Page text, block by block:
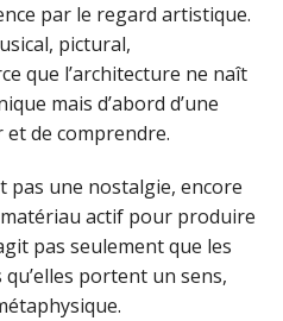
par le regard artistique.
pictural,
que l’architecture ne naît
mais d’abord d’une
de comprendre.
pas une nostalgie, encore
matériau actif pour produire
pas seulement que les
portent un sens,